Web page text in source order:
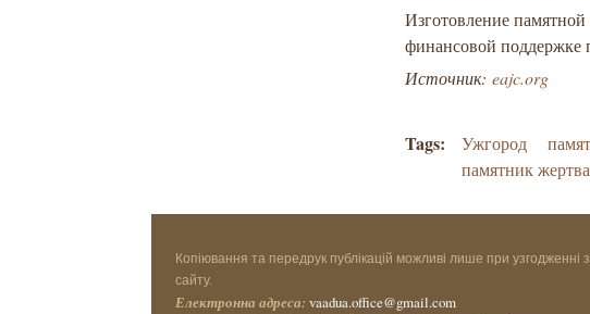
Изготовление
финансовой поддержке
Источник:eajc.org
Tags: Ужгород
памятник
Копіювання та передрук публікацій можливі лише при узгодженні
сайту.
Електронна адреса: vaadua.office@gmail.com